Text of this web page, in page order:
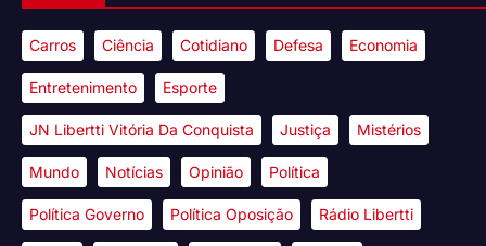
Carros Ciência Cotidiano Defesa Economia
Entretenimento Esporte
JN Libertti Vitória Da Conquista Justiça Mistérios
Mundo Notícias Opinião Política
Política Governo Política Oposição Rádio Libertti